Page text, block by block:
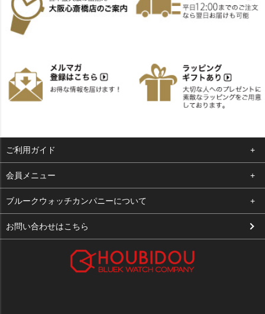
ご利用ガイド
よくある質問
支払い・送料
お客様の声
会員メニュー
ログイン
お気に入り
ブルークウォッチカンパニーについて
会社概要
お問い合わせはこちら